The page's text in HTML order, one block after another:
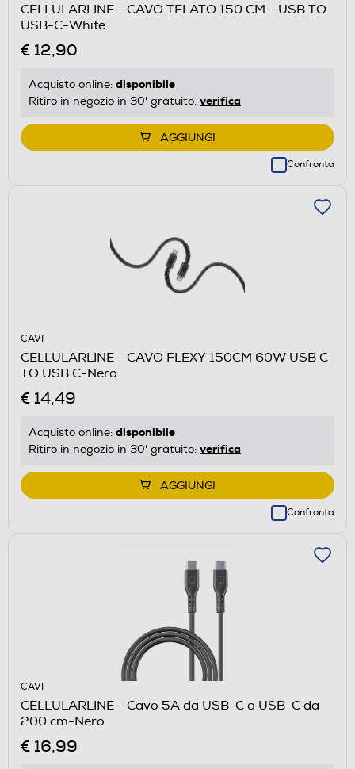
CELLULARLINE - CAVO TELATO 150 CM - USB TO
USB-C-White
€ 12,90
Acquisto online: disponibile
Ritiro in negozio in 30' gratuito: verifica
AGGIUNGI
Confronta
CAVI
CELLULARLINE - CAVO FLEXY 150CM 60W USB C
TO USB C-Nero
€ 14,49
Acquisto online: disponibile
Ritiro in negozio in 30' gratuito: verifica
AGGIUNGI
Confronta
CAVI
CELLULARLINE - Cavo 5A da USB-C a USB-C da
200 cm-Nero
€ 16,99